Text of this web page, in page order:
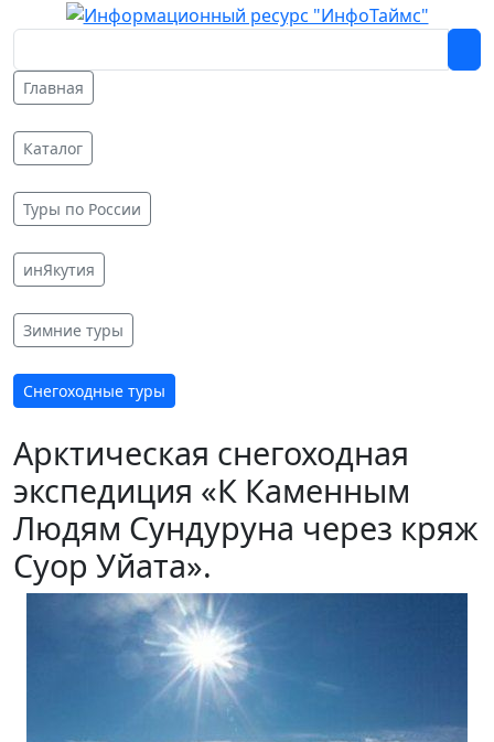
Главная
Каталог
Туры по России
инЯкутия
Зимние туры
Снегоходные туры
Арктическая снегоходная
экспедиция «К Каменным
Людям Сундуруна через кряж
Суор Уйата».